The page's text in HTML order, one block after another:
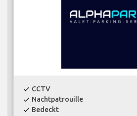
check CCTV
check Nachtpatrouille
check Bedeckt